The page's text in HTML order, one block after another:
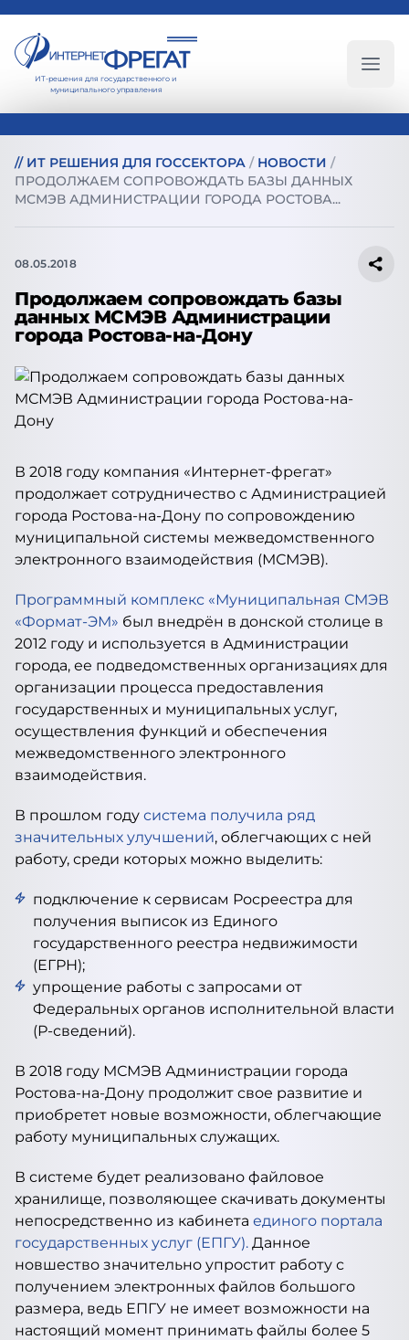
ИТ-решения для государственного и
муниципального управления
// ИТ РЕШЕНИЯ ДЛЯ ГОССЕКТОРА / НОВОСТИ /
ПРОДОЛЖАЕМ СОПРОВОЖДАТЬ БАЗЫ ДАННЫХ
МСМЭВ АДМИНИСТРАЦИИ ГОРОДА РОСТОВА...
08.05.2018
Продолжаем сопровождать базы
данных МСМЭВ Администрации
города Ростова-на-Дону
В 2018 году компания «Интернет-фрегат»
продолжает сотрудничество с Администрацией
города Ростова-на-Дону по сопровождению
муниципальной системы межведомственного
электронного взаимодействия (МСМЭВ).
Программный комплекс «Муниципальная СМЭВ
«Формат-ЭМ» был внедрён в донской столице в
2012 году и используется в Администрации
города, ее подведомственных организациях для
организации процесса предоставления
государственных и муниципальных услуг,
осуществления функций и обеспечения
межведомственного электронного
взаимодействия.
В прошлом году система получила ряд
значительных улучшений, облегчающих с ней
работу, среди которых можно выделить:
подключение к сервисам Росреестра для
получения выписок из Единого
государственного реестра недвижимости
(ЕГРН);
упрощение работы с запросами от
Федеральных органов исполнительной власти
(Р-сведений).
В 2018 году МСМЭВ Администрации города
Ростова-на-Дону продолжит свое развитие и
приобретет новые возможности, облегчающие
работу муниципальных служащих.
В системе будет реализовано файловое
хранилище, позволяющее скачивать документы
непосредственно из кабинета единого портала
государственных услуг (ЕПГУ). Данное
новшество значительно упростит работу с
получением электронных файлов большого
размера, ведь ЕПГУ не имеет возможности на
настоящий момент принимать файлы более 5